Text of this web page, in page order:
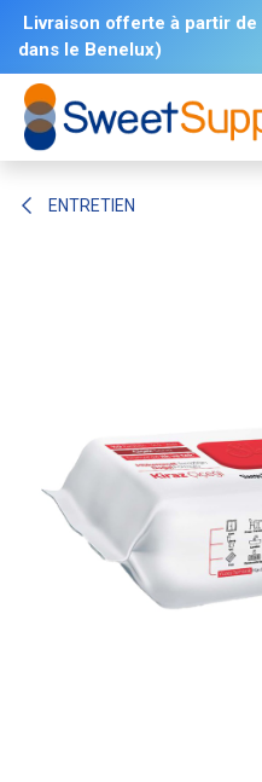
Livraison offerte à partir
dans le Benelux)
ENTRETIEN